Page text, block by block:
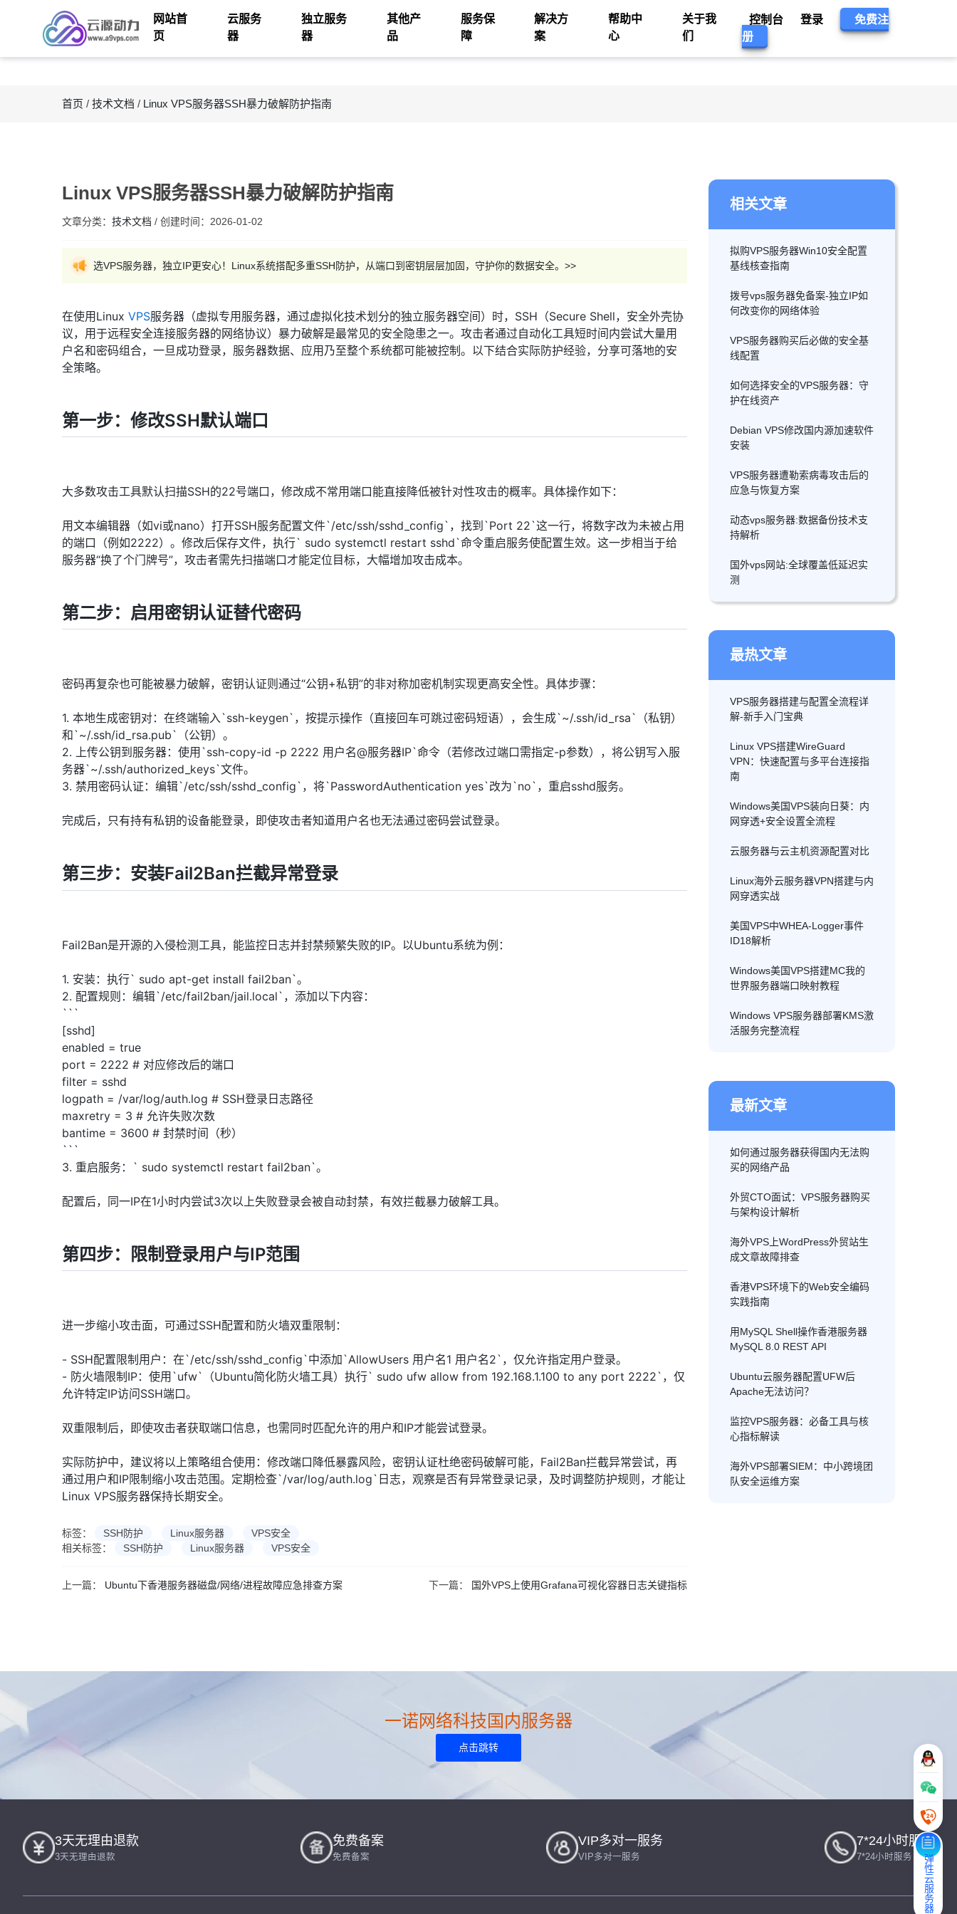
网站首
页
云服务
器
独立服务
器
其他产
品
服务保
障
解决方
案
帮助中
心
关于我
们
控制台 登录
免费注
册
首页 / 技术文档 / Linux VPS服务器SSH暴力破解防护指南
Linux VPS服务器SSH暴力破解防护指南
文章分类： 技术文档 / 创建时间： 2026-01-02
选VPS服务器，独立IP更安心！Linux系统搭配多重SSH防护，从端口到密钥层层加固，守护你的数据安全。>>
在使用Linux VPS服务器（虚拟专用服务器，通过虚拟化技术划分的独立服务器空间）时，SSH（Secure Shell，安全外壳协
议，用于远程安全连接服务器的网络协议）暴力破解是最常见的安全隐患之一。攻击者通过自动化工具短时间内尝试大量用
户名和密码组合，一旦成功登录，服务器数据、应用乃至整个系统都可能被控制。以下结合实际防护经验，分享可落地的安
全策略。
第一步：修改SSH默认端口
大多数攻击工具默认扫描SSH的22号端口，修改成不常用端口能直接降低被针对性攻击的概率。具体操作如下：
用文本编辑器（如vi或nano）打开SSH服务配置文件`/etc/ssh/sshd_config`，找到`Port 22`这一行，将数字改为未被占用
的端口（例如2222）。修改后保存文件，执行` sudo systemctl restart sshd`命令重启服务使配置生效。这一步相当于给
服务器“换了个门牌号”，攻击者需先扫描端口才能定位目标，大幅增加攻击成本。
第二步：启用密钥认证替代密码
密码再复杂也可能被暴力破解，密钥认证则通过“公钥+私钥”的非对称加密机制实现更高安全性。具体步骤：
1. 本地生成密钥对：在终端输入`ssh-keygen`，按提示操作（直接回车可跳过密码短语），会生成`~/.ssh/id_rsa`（私钥）
和`~/.ssh/id_rsa.pub`（公钥）。
2. 上传公钥到服务器：使用`ssh-copy-id -p 2222 用户名@服务器IP`命令（若修改过端口需指定-p参数），将公钥写入服
务器`~/.ssh/authorized_keys`文件。
3. 禁用密码认证：编辑`/etc/ssh/sshd_config`，将`PasswordAuthentication yes`改为`no`，重启sshd服务。
完成后，只有持有私钥的设备能登录，即使攻击者知道用户名也无法通过密码尝试登录。
第三步：安装Fail2Ban拦截异常登录
Fail2Ban是开源的入侵检测工具，能监控日志并封禁频繁失败的IP。以Ubuntu系统为例：
1. 安装：执行` sudo apt-get install fail2ban`。
2. 配置规则：编辑`/etc/fail2ban/jail.local`，添加以下内容：
```
[sshd]
enabled = true
port = 2222 # 对应修改后的端口
filter = sshd
logpath = /var/log/auth.log # SSH登录日志路径
maxretry = 3 # 允许失败次数
bantime = 3600 # 封禁时间（秒）
```
3. 重启服务：` sudo systemctl restart fail2ban`。
配置后，同一IP在1小时内尝试3次以上失败登录会被自动封禁，有效拦截暴力破解工具。
第四步：限制登录用户与IP范围
进一步缩小攻击面，可通过SSH配置和防火墙双重限制：
- SSH配置限制用户：在`/etc/ssh/sshd_config`中添加`AllowUsers 用户名1 用户名2`，仅允许指定用户登录。
- 防火墙限制IP：使用`ufw`（Ubuntu简化防火墙工具）执行` sudo ufw allow from 192.168.1.100 to any port 2222`，仅
允许特定IP访问SSH端口。
双重限制后，即使攻击者获取端口信息，也需同时匹配允许的用户和IP才能尝试登录。
实际防护中，建议将以上策略组合使用：修改端口降低暴露风险，密钥认证杜绝密码破解可能，Fail2Ban拦截异常尝试，再
通过用户和IP限制缩小攻击范围。定期检查`/var/log/auth.log`日志，观察是否有异常登录记录，及时调整防护规则，才能让
Linux VPS服务器保持长期安全。
标签： SSH防护 Linux服务器
VPS安全
相关标签：
SSH防护 Linux服务器 VPS安全
上一篇： Ubuntu下香港服务器磁盘/网络/进程故障应急排查方案 下一篇： 国外VPS上使用Grafana可视化容器日志关键指标
相关文章
拟购VPS服务器Win10安全配置
基线核查指南
拨号vps服务器免备案-独立IP如
何改变你的网络体验
VPS服务器购买后必做的安全基
线配置
如何选择安全的VPS服务器：守
护在线资产
Debian VPS修改国内源加速软件
安装
VPS服务器遭勒索病毒攻击后的
应急与恢复方案
动态vps服务器:数据备份技术支
持解析
国外vps网站:全球覆盖低延迟实
测
最热文章
VPS服务器搭建与配置全流程详
解-新手入门宝典
Linux VPS搭建WireGuard
VPN：快速配置与多平台连接指
南
Windows美国VPS装向日葵：内
网穿透+安全设置全流程
云服务器与云主机资源配置对比
Linux海外云服务器VPN搭建与内
网穿透实战
美国VPS中WHEA-Logger事件
ID18解析
Windows美国VPS搭建MC我的
世界服务器端口映射教程
Windows VPS服务器部署KMS激
活服务完整流程
最新文章
如何通过服务器获得国内无法购
买的网络产品
外贸CTO面试：VPS服务器购买
与架构设计解析
海外VPS上WordPress外贸站生
成文章故障排查
香港VPS环境下的Web安全编码
实践指南
用MySQL Shell操作香港服务器
MySQL 8.0 REST API
Ubuntu云服务器配置UFW后
Apache无法访问？
监控VPS服务器：必备工具与核
心指标解读
海外VPS部署SIEM：中小跨境团
队安全运维方案
弹性云服务器
一诺网络科技国内服务器
点击跳转
3天无理由退款
3天无理由退款
免费备案
免费备案
VIP多对一服务
VIP多对一服务
7*24小时服务
7*24小时服务